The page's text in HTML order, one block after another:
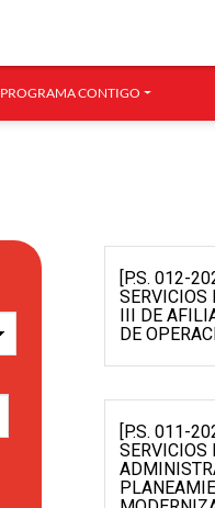
PROGRAMA CONTIGO
[P.S. 012-
SERVICIOS
III DE
DE
[P.S. 011-
SERVICIOS